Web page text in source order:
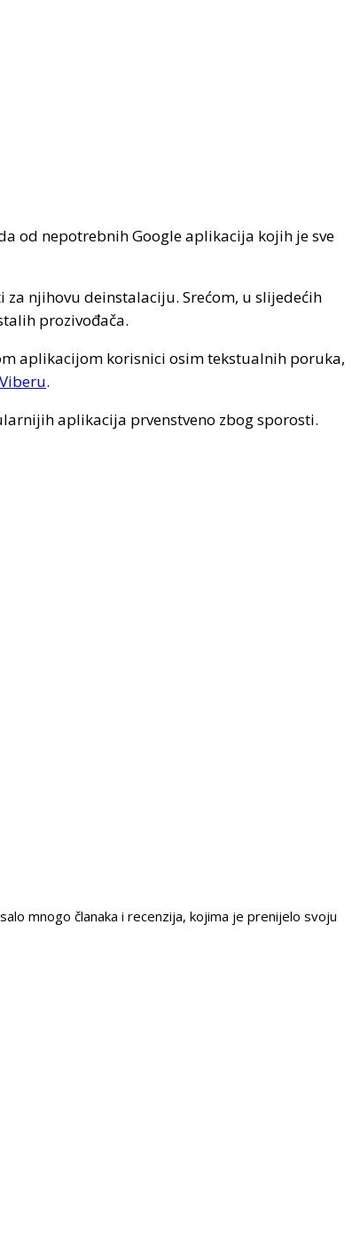
od nepotrebnih Google aplikacija kojih je sve
njihovu deinstalaciju. Srećom, u slijedećih
prozivođača.
aplikacijom korisnici osim tekstualnih poruka,
.
aplikacija prvenstveno zbog sporosti.
mnogo članaka i recenzija, kojima je prenijelo svoju